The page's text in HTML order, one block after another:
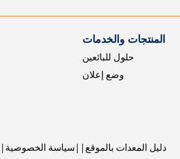
المنتجات والخدمات
حلول للبائعين
وضع إعلان
سياسة الخصوصية دليل المعدات بالموقع